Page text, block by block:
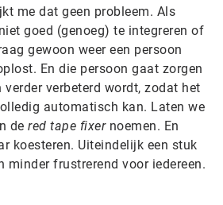
me dat geen probleem. Als
goed (genoeg) te integreren of
gewoon weer een persoon
En die persoon gaat zorgen
verbeterd wordt, zodat het
automatisch kan. Laten we
de red tape fixernoemen. En
koesteren. Uiteindelijk een stuk
minder frustrerend voor iedereen.